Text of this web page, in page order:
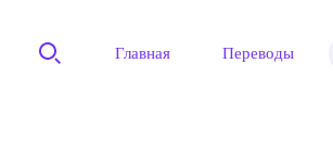
Главная Переводы